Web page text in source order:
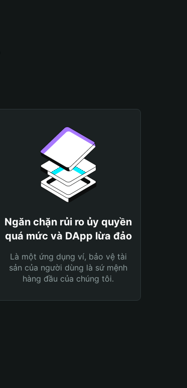
Ngăn chặn rủi ro ủy quyền
quá mức và DApp lừa đảo
Là một ứng dụng ví, bảo vệ tài
sản của người dùng là sứ mệnh
hàng đầu của chúng tôi.